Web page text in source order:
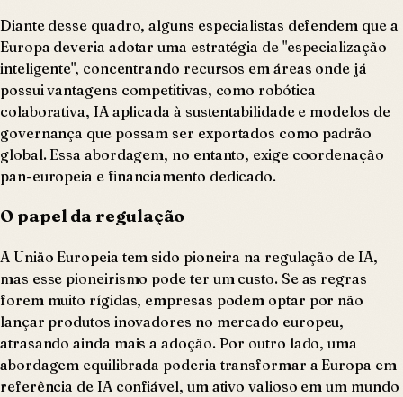
Diante desse quadro, alguns especialistas defendem que a
Europa deveria adotar uma estratégia de "especialização
inteligente", concentrando recursos em áreas onde já
possui vantagens competitivas, como robótica
colaborativa, IA aplicada à sustentabilidade e modelos de
governança que possam ser exportados como padrão
global. Essa abordagem, no entanto, exige coordenação
pan-europeia e financiamento dedicado.
O papel da regulação
A União Europeia tem sido pioneira na regulação de IA,
mas esse pioneirismo pode ter um custo. Se as regras
forem muito rígidas, empresas podem optar por não
lançar produtos inovadores no mercado europeu,
atrasando ainda mais a adoção. Por outro lado, uma
abordagem equilibrada poderia transformar a Europa em
referência de IA confiável, um ativo valioso em um mundo